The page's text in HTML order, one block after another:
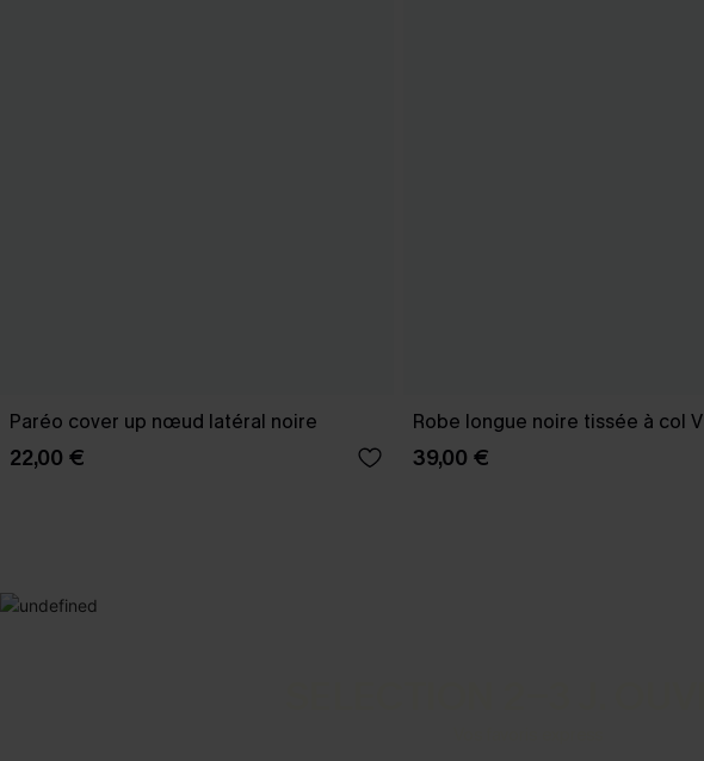
Paréo cover up nœud latéral noire
22,00 €
Robe longue noire tissée à col V
39,00 €